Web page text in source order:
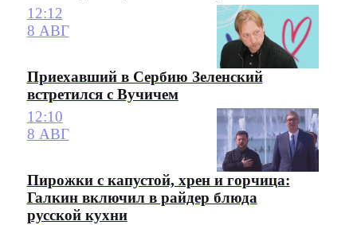
12:12
8 АВГ
Приехавший в Сербию Зеленский
встретился с Вучичем
12:10
8 АВГ
Пирожки с капустой, хрен и горчица:
Галкин включил в райдер блюда
русской кухни